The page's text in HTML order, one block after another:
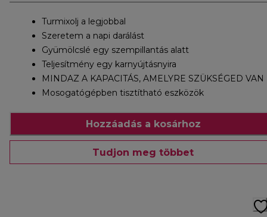
Turmixolj a legjobbal
Szeretem a napi darálást
Gyümölcslé egy szempillantás alatt
Teljesítmény egy karnyújtásnyira
MINDAZ A KAPACITÁS, AMELYRE SZÜKSÉGED VAN
Mosogatógépben tisztítható eszközök
Hozzáadás a kosárhoz
Tudjon meg többet